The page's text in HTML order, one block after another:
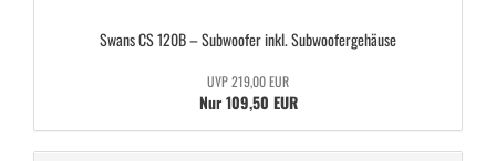
Swans CS 120B – Sub­woo­fer inkl. Sub­woo­fer­ge­häu­se
UVP 219,00 EUR
Nur 109,50 EUR